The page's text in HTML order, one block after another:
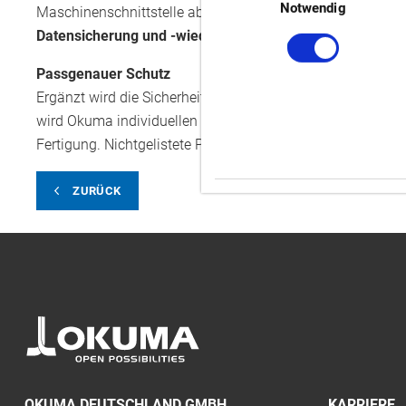
Notwendig
Maschinenschnittstelle abgewehrt und damit
Datensicherung und -wiederherstellung.
Passgenauer Schutz
Ergänzt wird die Sicherheitslösung durch die
-
wird Okuma individuellen Produktionsbedingungen und
Fertigung. Nichtgelistete Programme werden an der
ZURÜCK